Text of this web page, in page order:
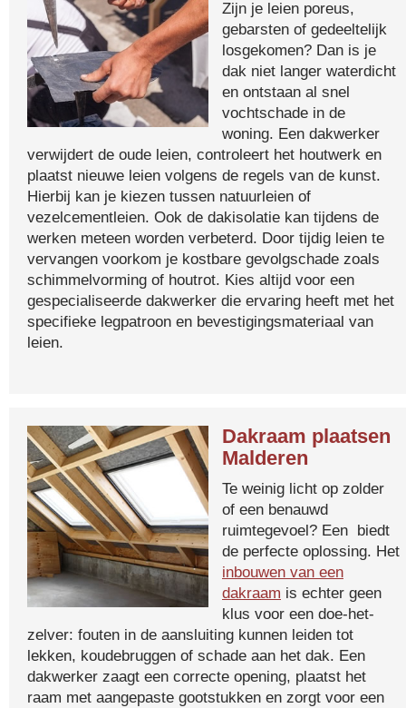
Zijn je leien poreus,
gebarsten of gedeeltelijk
losgekomen? Dan is je
dak niet langer waterdicht
en ontstaan al snel
vochtschade in de
woning. Een dakwerker
verwijdert de oude leien, controleert het houtwerk en
plaatst nieuwe leien volgens de regels van de kunst.
Hierbij kan je kiezen tussen natuurleien of
vezelcementleien. Ook de dakisolatie kan tijdens de
werken meteen worden verbeterd. Door tijdig leien te
vervangen voorkom je kostbare gevolgschade zoals
schimmelvorming of houtrot. Kies altijd voor een
gespecialiseerde dakwerker die ervaring heeft met het
specifieke legpatroon en bevestigingsmateriaal van
leien.
Dakraam plaatsen
Malderen
Te weinig licht op zolder
of een benauwd
ruimtegevoel? Een biedt
de perfecte oplossing. Het
inbouwen van een
dakraam is echter geen
klus voor een doe-het-
zelver: fouten in de aansluiting kunnen leiden tot
lekken, koudebruggen of schade aan het dak. Een
dakwerker zaagt een correcte opening, plaatst het
raam met aangepaste gootstukken en zorgt voor een